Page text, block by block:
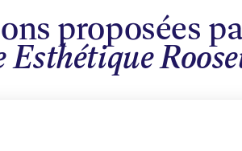
proposées
Esthétique